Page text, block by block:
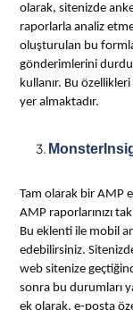
olarak, sitenizde
raporlarla analiz
oluşturulan bu
gönderimlerini
kullanır. Bu
yer almaktadır.
Tam olarak bir AMP
AMP raporlarınızı
Bu eklenti ile mobil
edebilirsiniz.
web sitenize
sonra bu durumları
ek olarak, e-posta